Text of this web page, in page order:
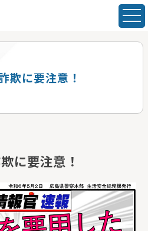
欺に要注意！
に要注意！